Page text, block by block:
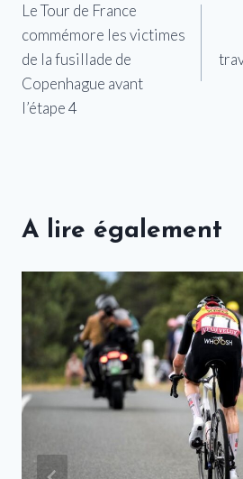
de
l’article
Le Tour de France
commémore les victimes
de la fusillade de
Copenhague avant
l’étape 4
A lire également